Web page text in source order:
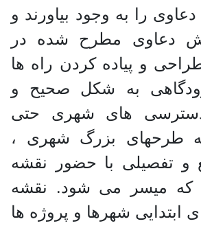
را به وجود بیاورند و
دعاوی مطرح شده در
و پیاده کردن راه ها
به شکل صحیح و
دسترسی های شهری حتی
طرحهای بزرگ شهری ،
و تفصیلی با حضور نقشه
که میسر می شود. نقشه
ابتدایی شهرها و پروژه ها